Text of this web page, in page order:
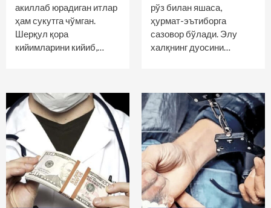
акиллаб юрадиган итлар
ҳам сукутга чўмган.
Шерқул қора
кийимларини кийиб,…
рўз билан яшаса,
ҳурмат-эътиборга
сазовор бўлади. Элу
халқнинг дуосини…